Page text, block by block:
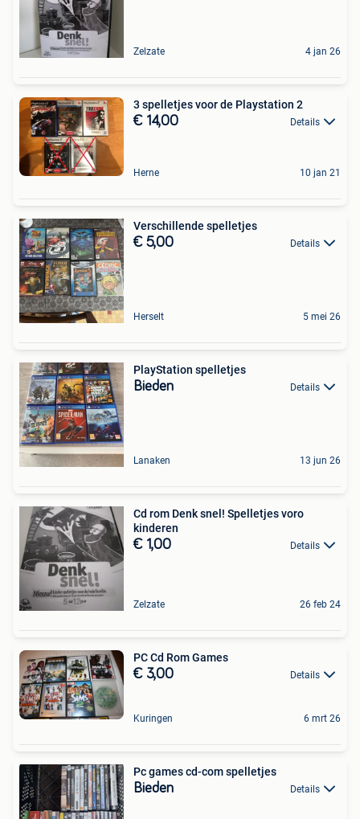
Zelzate 4 jan 26
3 spelletjes voor de Playstation 2
€ 14,00 Details
Herne 10 jan 21
Verschillende spelletjes
€ 5,00 Details
Herselt 5 mei 26
PlayStation spelletjes
Bieden Details
Lanaken 13 jun 26
Cd rom Denk snel! Spelletjes voro
kinderen
€ 1,00 Details
Zelzate 26 feb 24
PC Cd Rom Games
€ 3,00 Details
Kuringen 6 mrt 26
Pc games cd-com spelletjes
Bieden Details